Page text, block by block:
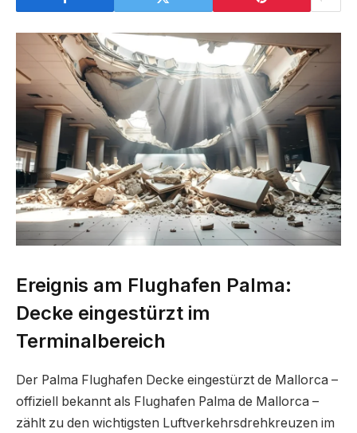
Ereignis am Flughafen Palma:
Decke eingestürzt im
Terminalbereich
Der Palma Flughafen Decke eingestürzt de Mallorca –
offiziell bekannt als Flughafen Palma de Mallorca –
zählt zu den wichtigsten Luftverkehrsdrehkreuzen im